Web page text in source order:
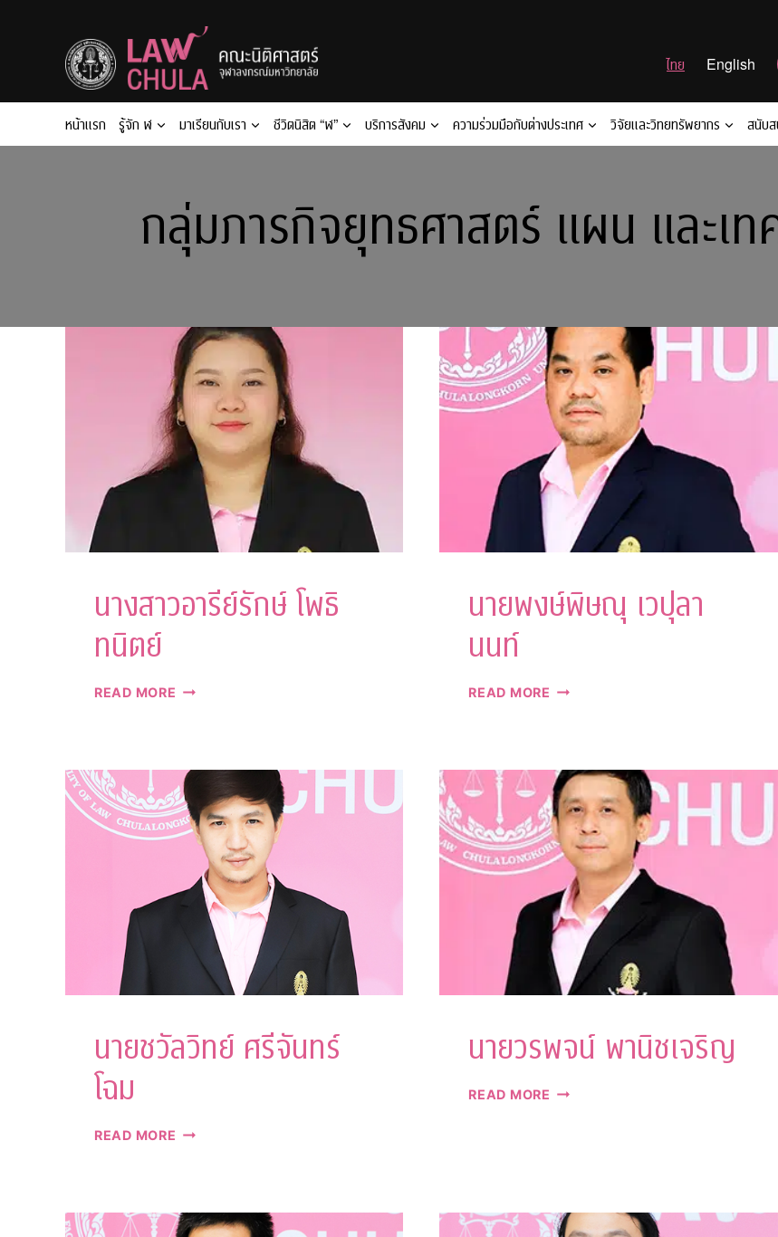
ไทย English
หน้าแรก รู้จัก ฬ มาเรียนกับเรา ชีวิตนิสิต “ฬ” บริการสังคม ความร่วมมือกับต่างประเทศ วิจัยและวิทยทรัพยากร สนับ
กลุ่มภารกิจยุทธศาสตร์ แผน และเท
นางสาวอารีย์รักษ์ โพธิ
ทนิตย์
READ MORE นางสาว
ทนิตย์
นายพงษ์พิษณุ เวปุลา
นนท์
READ MORE นาย
เว
ปุ
ลา
นนท์
นายชวัลวิทย์ ศรีจันทร์
โฉม
READ MORE นาย
โฉม
นายวรพจน์ พานิชเจริญ
READ MORE นาย
ช